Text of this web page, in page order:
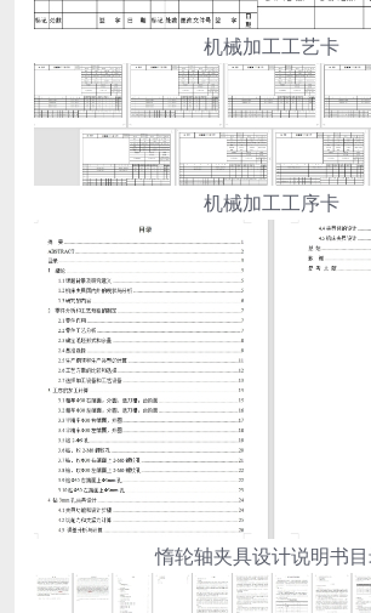
机械加工工艺卡
机械加工工序卡
惰轮轴夹具设计说明书